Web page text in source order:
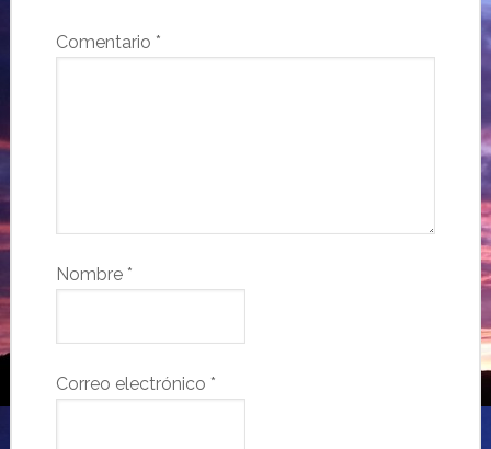
Comentario *
Nombre *
Correo electrónico *